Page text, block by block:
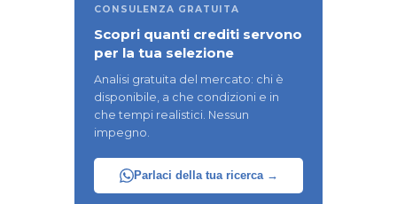
CONSULENZA GRATUITA
Scopri quanti crediti servono
per la tua selezione
Analisi gratuita del mercato: chi è
disponibile, a che condizioni e in
che tempi realistici. Nessun
impegno.
Parlaci della tua ricerca →